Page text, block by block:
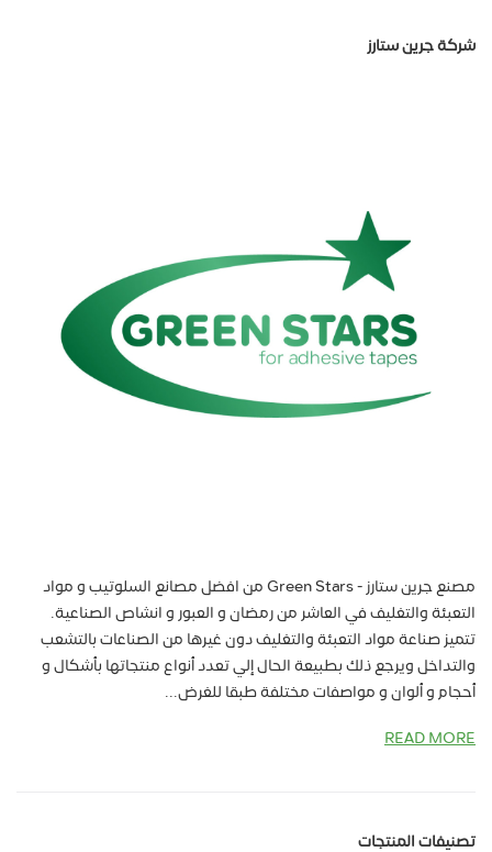
شركة جرين ستارز
مصنع جرين ستارز - Green Stars من افضل مصانع السلوتيب و مواد
التعبئة والتغليف في العاشر من رمضان و العبور و انشاص الصناعية.
تتميز صناعة مواد التعبئة والتغليف دون غيرها من الصناعات بالتشعب
والتداخل ويرجع ذلك بطبيعة الحال إلي تعدد أنواع منتجاتها بأشكال و
أحجام و ألوان و مواصفات مختلفة طبقا للغرض...
READ MORE
تصنيفات المنتجات